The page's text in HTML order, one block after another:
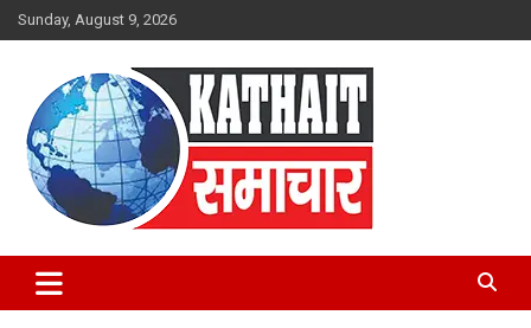
Skip
to
Sunday, August 9, 2026
Kathait Samachar – Latest
Uttarakhand News in Hindi,